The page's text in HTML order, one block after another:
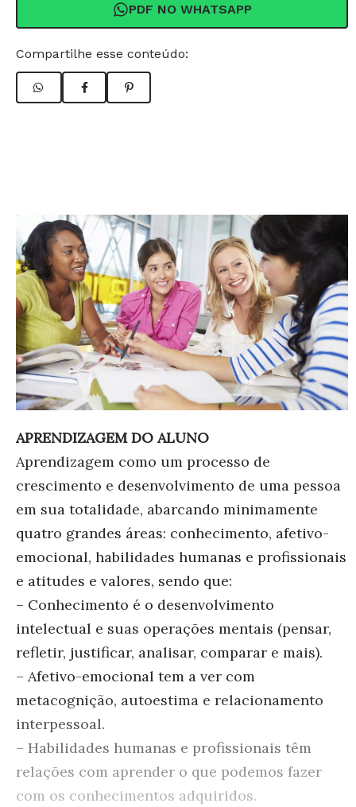
PDF NO WHATSAPP
Compartilhe esse conteúdo:
APRENDIZAGEM DO ALUNO
Aprendizagem como um processo de
crescimento e desenvolvimento de uma pessoa
em sua totalidade, abarcando minimamente
quatro grandes áreas: conhecimento, afetivo-
emocional, habilidades humanas e profissionais
e atitudes e valores, sendo que:
– Conhecimento é o desenvolvimento
intelectual e suas operações mentais (pensar,
refletir, justificar, analisar, comparar e mais).
– Afetivo-emocional tem a ver com
metacognição, autoestima e relacionamento
interpessoal.
– Habilidades humanas e profissionais têm
relações com aprender o que podemos fazer
com os conhecimentos adquiridos.